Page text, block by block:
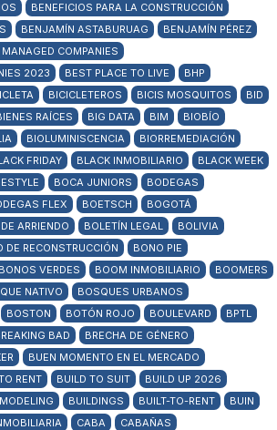
BENEFICIOS PARA LA CONSTRUCCIÓN
BENJAMÍN ASTABURUAG
BENJAMÍN PÉREZ
COMPANIES
2023
BEST PLACE TO LIVE
BHP
BICICLETEROS BICIS MOSQUITOS
BID
RAÍCES BIG DATA BIM
BIOBÍO
BIOLUMINISCENCIA
BIORREMEDIACIÓN
FRIDAY BLACK INMOBILIARIO
BLACK WEEK
BOCA JUNIORS
BODEGAS
FLEX BOETSCH
BOGOTÁ
ARRIENDO
BOLETÍN LEGAL
BOLIVIA
DE RECONSTRUCCIÓN
BONO PIE
BONOS VERDES BOOM INMOBILIARIO
BOOMERS
NATIVO
BOSQUES URBANOS
BOSTON BOTÓN ROJO BOULEVARD
BPTL
BAD
BRECHA DE GÉNERO
BUEN MOMENTO EN EL MERCADO
RENT BUILD TO SUIT
BUILD UP 2026
BUILDINGS BUILT-TO-RENT
BUIN
CABA CABAÑAS